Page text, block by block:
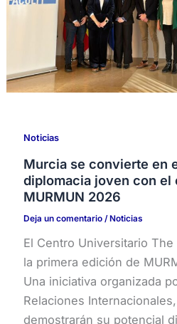
Noticias
Murcia se convierte en
diplomacia joven con el
MURMUN 2026
Deja un comentario / Noticias
El Centro Universitario
la primera edición de
Una iniciativa organizada
Relaciones
demostrarán su potencial